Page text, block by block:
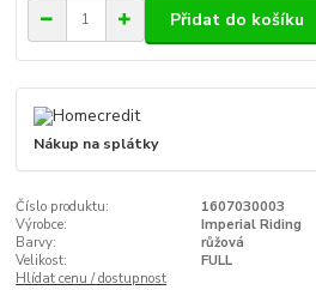
Přidat do košíku
Nákup na splátky
Číslo produktu:
1607030003
Výrobce:
Imperial Riding
Barvy:
růžová
Velikost:
FULL
Hlídat cenu / dostupnost